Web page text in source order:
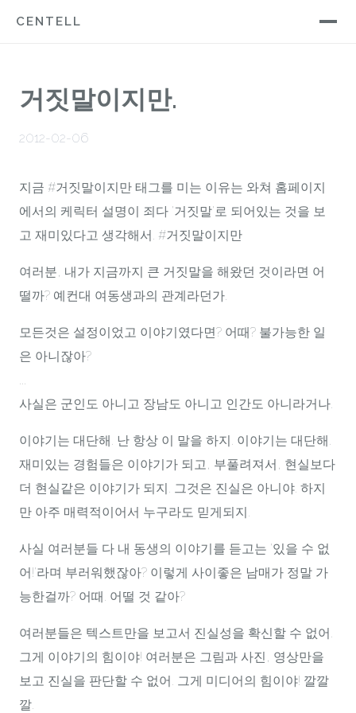
CENTELL
거짓말이지만.
2012-02-06
지금 #거짓말이지만 태그를 미는 이유는 와쳐 홈페이지
에서의 케릭터 설명이 죄다 '거짓말'로 되어있는 것을 보
고 재미있다고 생각해서. #거짓말이지만
여러분, 내가 지금까지 큰 거짓말을 해왔던 것이라면 어
떨까? 예컨대 여동생과의 관계라던가.
모든것은 설정이었고 이야기였다면? 어때? 불가능한 일
은 아니잖아?
...
사실은 군인도 아니고 장남도 아니고 인간도 아니라거나.
이야기는 대단해. 난 항상 이 말을 하지. 이야기는 대단해.
재미있는 경험들은 이야기가 되고, 부풀려져서, 현실보다
더 현실같은 이야기가 되지. 그것은 진실은 아니야. 하지
만 아주 매력적이어서 누구라도 믿게되지.
사실 여러분들 다 내 동생의 이야기를 듣고는 '있을 수 없
어!'라며 부러워했잖아? 이렇게 사이좋은 남매가 정말 가
능한걸까? 어때. 어떨 것 같아?
여러분들은 텍스트만을 보고서 진실성을 확신할 수 없어.
그게 이야기의 힘이야! 여러분은 그림과 사진, 영상만을
보고 진실을 판단할 수 없어. 그게 미디어의 힘이야! 깔깔
깔.